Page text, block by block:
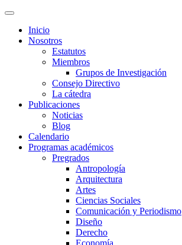
Inicio
Nosotros
Estatutos
Miembros
Grupos de Investigación
Consejo Directivo
La cátedra
Publicaciones
Noticias
Blog
Calendario
Programas académicos
Pregrados
Antropología
Arquitectura
Artes
Ciencias Sociales
Comunicación y Periodismo
Diseño
Derecho
Economía